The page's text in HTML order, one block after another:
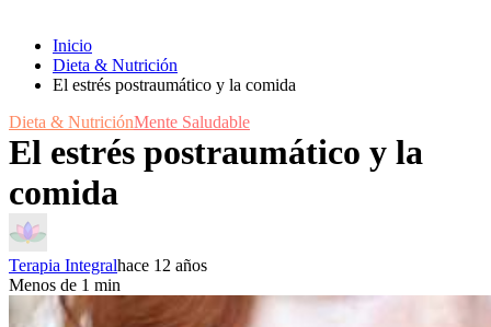
Inicio
Dieta & Nutrición
El estrés postraumático y la comida
Dieta & NutriciónMente Saludable
El estrés postraumático y la
comida
Terapia Integralhace 12 años
Menos de 1 min